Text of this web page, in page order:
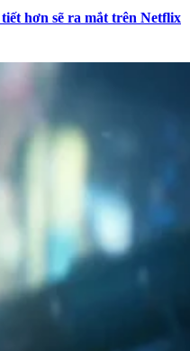
hơn sẽ ra mắt trên Netflix